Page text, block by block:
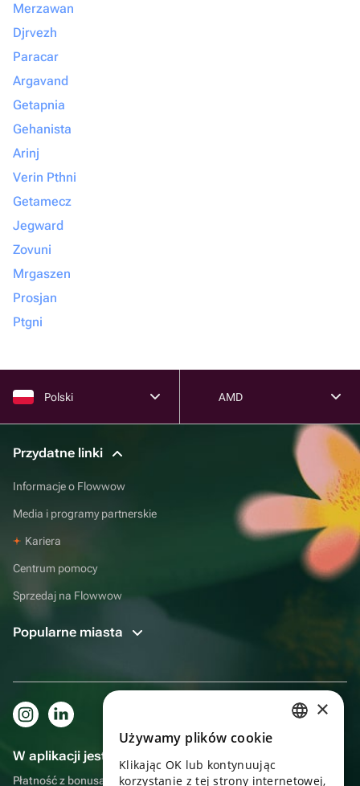
Merzawan
Djrvezh
Paracar
Argavand
Getapnia
Gehanista
Arinj
Verin Pthni
Getamecz
Jegward
Zovuni
Mrgaszen
Prosjan
Ptgni
Polski AMD
Przydatne linki
Informacje o Flowwow
Media i programy partnerskie
Kariera
Centrum pomocy
Sprzedaj na Flowwow
Popularne miasta
W aplikacji jest to jeszcze wygodniejsze!
Płatność z bonusami, samodzielna dostawa, wygodny czat z
×
Używamy plików cookie
Klikając OK lub kontynuując
korzystanie z tej strony internetowej,